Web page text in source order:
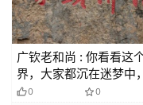
政
策
法
规
广钦老和尚 : 你看看这
界，大家都沉在迷梦中
逐名利，你争我夺
0 0